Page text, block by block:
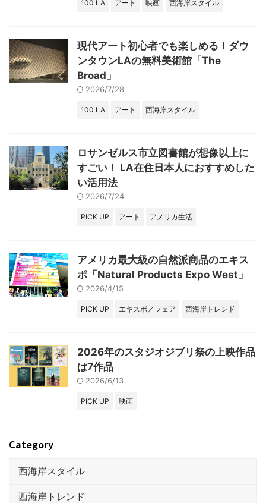
100 LA アート 映画 西海岸スタイル
現代アート初心者でも楽しめる！ダウ
ンタウンLAの無料美術館「The
Broad」
2026/7/28
100 LA アート 西海岸スタイル
ロサンゼルス市立図書館が想像以上に
すごい！ LA在住日本人におすすめした
い活用法
2026/7/24
PICK UP アート アメリカ生活
アメリカ最大級の自然派商品のエキス
ポ「Natural Products Expo West」
2026/4/15
PICK UP エキスポ／フェア 西海岸トレンド
2026年のスタジオジブリ祭の上映作品
は7作品
2026/6/13
PICK UP 映画
Category
西海岸スタイル
西海岸トレンド